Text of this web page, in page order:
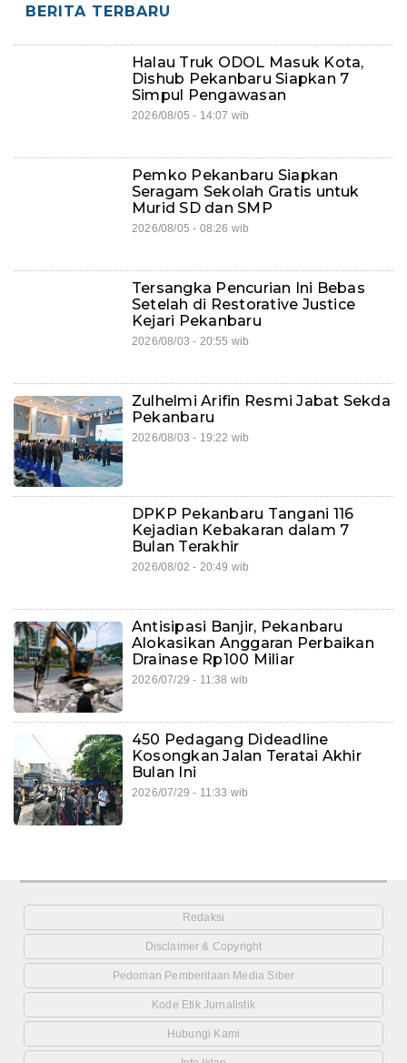
BERITA TERBARU
Halau Truk ODOL Masuk Kota,
Dishub Pekanbaru Siapkan 7
Simpul Pengawasan
2026/08/05 - 14:07 wib
Pemko Pekanbaru Siapkan
Seragam Sekolah Gratis untuk
Murid SD dan SMP
2026/08/05 - 08:26 wib
Tersangka Pencurian Ini Bebas
Setelah di Restorative Justice
Kejari Pekanbaru
2026/08/03 - 20:55 wib
Zulhelmi Arifin Resmi Jabat Sekda
Pekanbaru
2026/08/03 - 19:22 wib
DPKP Pekanbaru Tangani 116
Kejadian Kebakaran dalam 7
Bulan Terakhir
2026/08/02 - 20:49 wib
Antisipasi Banjir, Pekanbaru
Alokasikan Anggaran Perbaikan
Drainase Rp100 Miliar
2026/07/29 - 11:38 wib
450 Pedagang Dideadline
Kosongkan Jalan Teratai Akhir
Bulan Ini
2026/07/29 - 11:33 wib
Redaksi
Disclaimer & Copyright
Pedoman Pemberitaan Media Siber
Kode Etik Jurnalistik
Hubungi Kami